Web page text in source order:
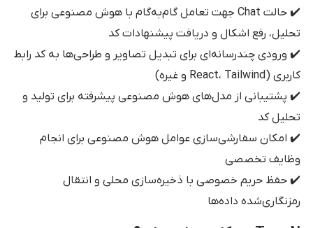
✔️ حالت Chat جهت تعامل گام‌به‌گام با هوش مصنوعی برای
تحلیل، رفع اشکال و دریافت پیشنهادات کد
✔️ ورودی چندرسانه‌ای برای تبدیل تصاویر و طراحی‌ها به کد رابط
کاربری (React، Tailwind و غیره)
✔️ پشتیبانی از مدل‌های هوش مصنوعی پیشرفته برای تولید و
تحلیل کد
✔️ امکان سفارشی‌سازی عوامل هوش مصنوعی برای انجام
وظایف تخصصی
✔️ حفظ حریم خصوصی با ذخیره‌سازی محلی و انتقال
رمزنگاری‌شده داده‌ها